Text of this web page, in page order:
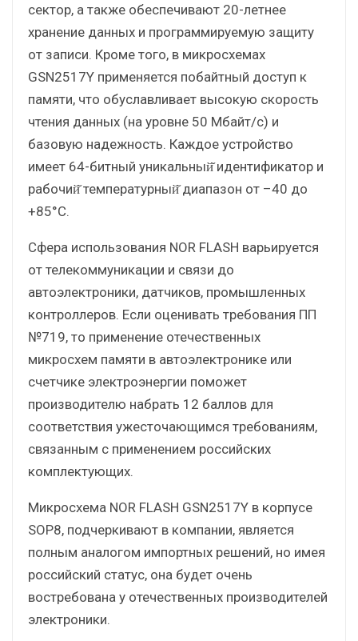
сектор, а также обеспечивают 20-летнее
хранение данных и программируемую защиту
от записи. Кроме того, в микросхемах
GSN2517Y применяется побайтный доступ к
памяти, что обуславливает высокую скорость
чтения данных (на уровне 50 Мбайт/с) и
базовую надежность. Каждое устройство
имеет 64-битный уникальный̆ идентификатор и
рабочий̆ температурный̆ диапазон от –40 до
+85°C.
Сфера использования NOR FLASH варьируется
от телекоммуникации и связи до
автоэлектроники, датчиков, промышленных
контроллеров. Если оценивать требования ПП
№719, то применение отечественных
микросхем памяти в автоэлектронике или
счетчике электроэнергии поможет
производителю набрать 12 баллов для
соответствия ужесточающимся требованиям,
связанным с применением российских
комплектующих.
Микросхема NOR FLASH GSN2517Y в корпусе
SOP8, подчеркивают в компании, является
полным аналогом импортных решений, но имея
российский статус, она будет очень
востребована у отечественных производителей
электроники.